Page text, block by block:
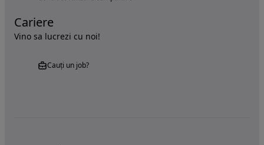
Cariere
Vino sa lucrezi cu noi!
Cauți un job?